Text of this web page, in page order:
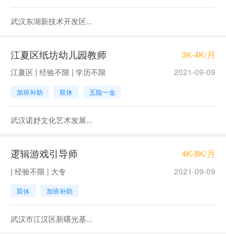
武汉东湖新技术开发区...
江夏区纸坊幼儿园教师 3K-4K/月
江夏区 | 经验不限 | 学历不限 2021-09-09
加班补助 双休 五险一金
武汉诺妤文化艺术发展...
逻辑游戏引导师 4K-8K/月
| 经验不限 | 大专 2021-09-09
双休 加班补助
武汉市江汉区新曙光基...